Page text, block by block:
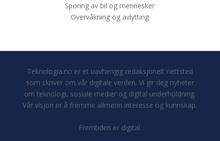
Sporing av bil og mennesker
Overvåkning og avlytting
Teknologia.no er et uavhengig redaksjonelt nettsted
som skriver om vår digitale verden. Vi gir deg nyheter
om teknologi, sosiale medier og digital underholdning.
Vår visjon er å fremme allmenn interesse og kunnskap.
Fremtiden er digital.